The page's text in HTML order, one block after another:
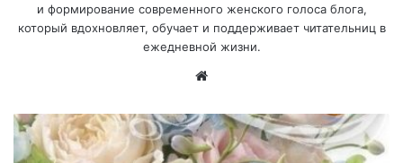
и формирование современного женского голоса блога,
который вдохновляет, обучает и поддерживает читательниц в
ежедневной жизни.